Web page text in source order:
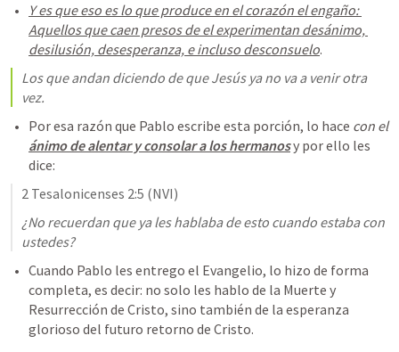
Y es que eso es lo que produce en el corazón el engaño:
Aquellos que caen presos de el experimentan desánimo,
desilusión, desesperanza, e incluso desconsuelo.
Los que andan diciendo de que Jesús ya no va a venir otra
vez.
Por esa razón que Pablo escribe esta porción, lo hace
con el
ánimo de alentar y consolar a los hermanos y por ello les
dice:
2 Tesalonicenses 2:5 (NVI)
¿No recuerdan que ya les hablaba de esto cuando estaba con
ustedes?
Cuando Pablo les entrego el Evangelio, lo hizo de forma
completa, es decir: no solo les hablo de la Muerte y
Resurrección de Cristo, sino también de la esperanza
glorioso del futuro retorno de Cristo.